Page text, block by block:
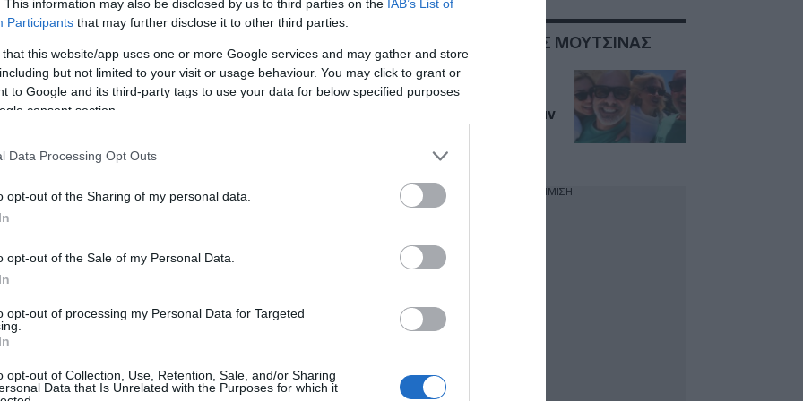
This information may also be disclosed by us to third parties on the IAB’s List of
Participants that may further disclose it to other third parties.
that this website/app uses one or more Google services and may gather and store
but not limited to your visit or usage behaviour. You may click to grant or
to Google and its third-party tags to use your data for below specified purposes
consent section.
Data Processing Opt Outs
opt-out of the Sharing of my personal data.
opt-out of the Sale of my Personal Data.
opt-out of processing my Personal Data for Targeted
opt-out of Collection, Use, Retention, Sale, and/or Sharing
Data that Is Unrelated with the Purposes for which it
παρουσιαστής
ΣΧΕΤΙΚΑ ΜΕ:ΝΙΚΟΣ ΜΟΥΤΣΙΝΑΣ
Μαρία Ηλιάκη για το
reunion με τον Νίκο
Μουτσινά: «Ήταν σαν
μέρα»
ΔΙΑΦΗΜΙΣΗ